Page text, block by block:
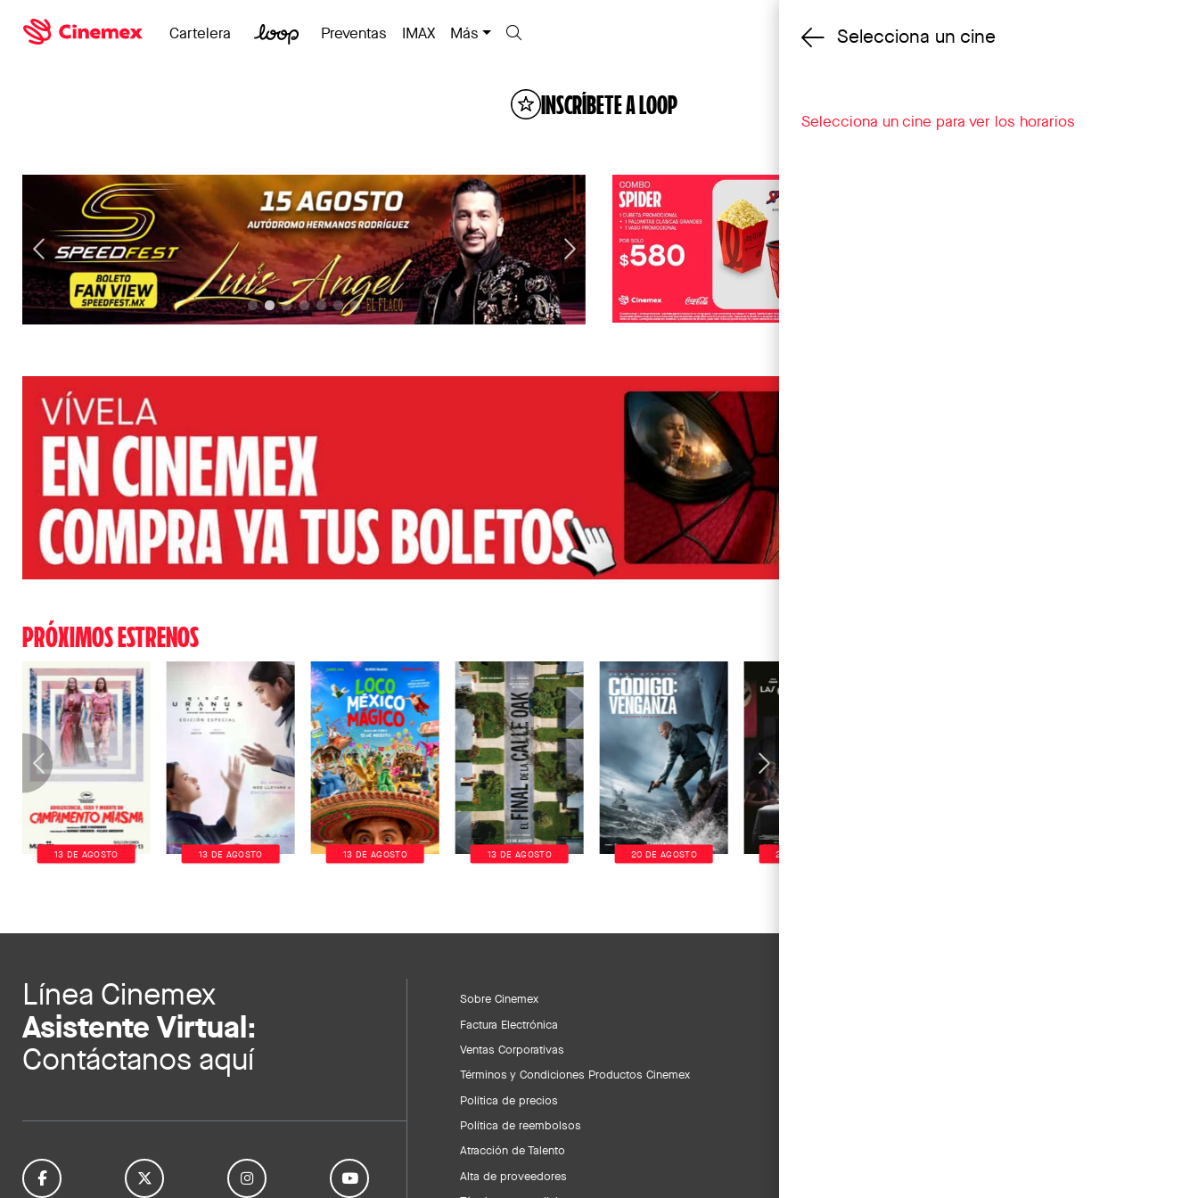
Cambiar cine
Cartelera Preventas IMAX Más
INSCRÍBETE A LOOP
PRÓXIMOS ESTRENOS
13 DE AGOSTO 13 DE AGOSTO 13 DE AGOSTO 13 DE AGOSTO 20 DE AGOSTO 20 DE AGOSTO
Línea Cinemex
Asistente Virtual:
Contáctanos aquí
Sobre Cinemex
Factura Electrónica
Ventas Corporativas
Términos y Condiciones Productos Cinemex
Política de precios
Política de reembolsos
Atracción de Talento
Alta de proveedores
Selecciona un cine
Selecciona un cine para ver los horarios